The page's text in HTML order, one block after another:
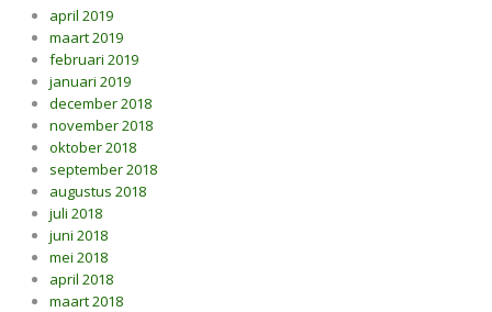
april 2019
maart 2019
februari 2019
januari 2019
december 2018
november 2018
oktober 2018
september 2018
augustus 2018
juli 2018
juni 2018
mei 2018
april 2018
maart 2018